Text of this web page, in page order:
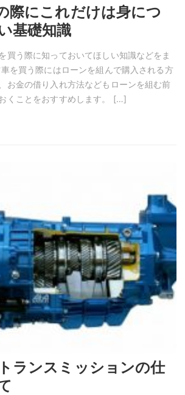
際にこれだけは身につ
基礎知識
買う際に知っておいてほしい知識などをま
を買う際にはローンを組んで購入される方
お金の借り入れ方法などもローンを組む前
くことをおすすめします。 […]
ランスミッションの仕